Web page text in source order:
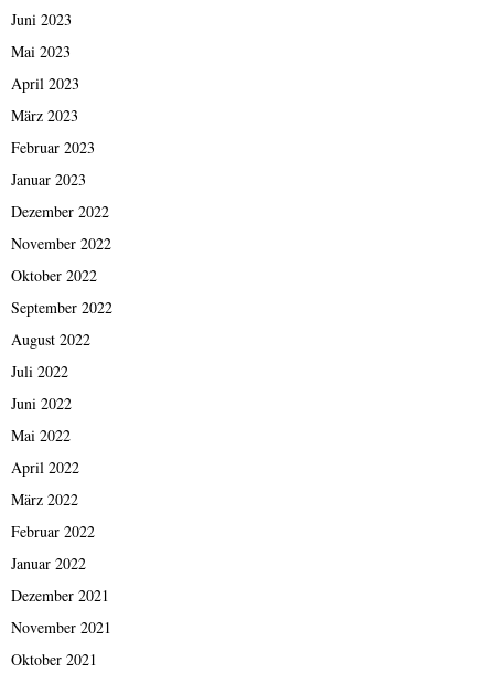
Juni 2023
Mai 2023
April 2023
März 2023
Februar 2023
Januar 2023
Dezember 2022
November 2022
Oktober 2022
September 2022
August 2022
Juli 2022
Juni 2022
Mai 2022
April 2022
März 2022
Februar 2022
Januar 2022
Dezember 2021
November 2021
Oktober 2021